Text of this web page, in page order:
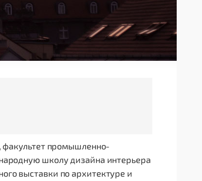
факультет промышленно-
школу дизайна интерьера
выставки по архитектуре и